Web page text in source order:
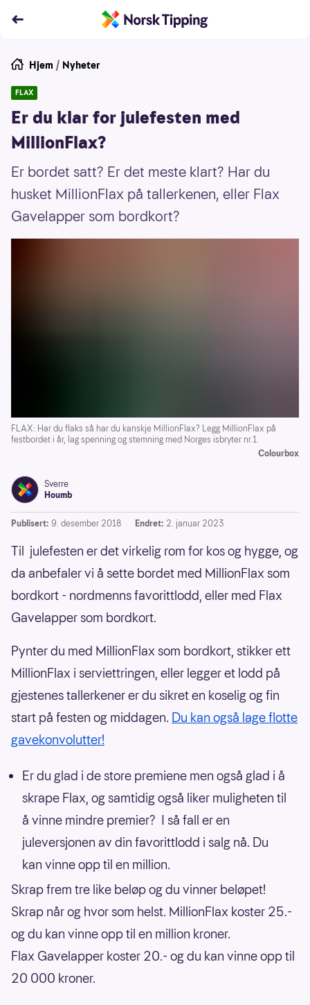
Hjem / Nyheter
FLAX
Er du klar for julefesten med
MillionFlax?
Er bordet satt? Er det meste klart? Har du
husket MillionFlax på tallerkenen, eller Flax
Gavelapper som bordkort?
FLAX: Har du flaks så har du kanskje MillionFlax? Legg MillionFlax på
festbordet i år, lag spenning og stemning med Norges isbryter nr.1.
Colourbox
Sverre
Houmb
Publisert: 9. desember 2018 Endret: 2. januar 2023
Til julefesten er det virkelig rom for kos og hygge, og
da anbefaler vi å sette bordet med MillionFlax som
bordkort - nordmenns favorittlodd, eller med Flax
Gavelapper som bordkort.
Pynter du med MillionFlax som bordkort, stikker ett
MillionFlax i serviettringen, eller legger et lodd på
gjestenes tallerkener er du sikret en koselig og fin
start på festen og middagen. Du kan også lage flotte
gavekonvolutter!
Er du glad i de store premiene men også glad i å
skrape Flax, og samtidig også liker muligheten til
å vinne mindre premier? I så fall er en
juleversjonen av din favorittlodd i salg nå. Du
kan vinne opp til en million.
Skrap frem tre like beløp og du vinner beløpet!
Skrap når og hvor som helst. MillionFlax koster 25.-
og du kan vinne opp til en million kroner.
Flax Gavelapper koster 20.- og du kan vinne opp til
20 000 kroner.